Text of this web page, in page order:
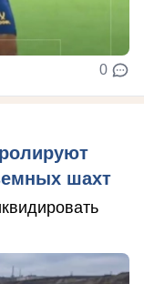
0
шахт